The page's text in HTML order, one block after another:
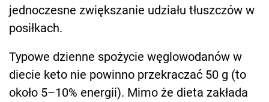
jednoczesne zwiększanie udziału tłuszczów w
posiłkach.
Typowe dzienne spożycie węglowodanów w
diecie keto nie powinno przekraczać 50 g (to
około 5–10% energii). Mimo że dieta zakłada